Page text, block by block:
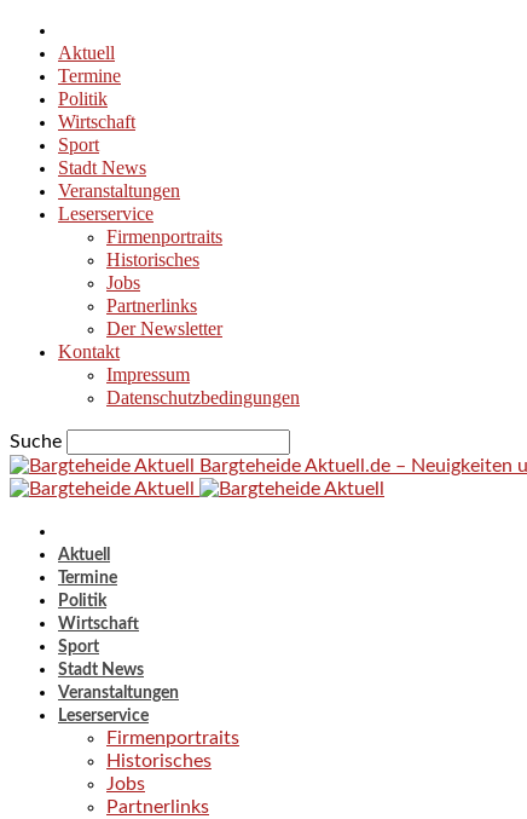
Aktuell
Termine
Politik
Wirtschaft
Sport
Stadt News
Veranstaltungen
Leserservice
Firmenportraits
Historisches
Jobs
Partnerlinks
Der Newsletter
Kontakt
Impressum
Datenschutzbedingungen
Suche
Bargteheide Aktuell.de – Neuigkeiten
Aktuell
Termine
Politik
Wirtschaft
Sport
Stadt News
Veranstaltungen
Leserservice
Firmenportraits
Historisches
Jobs
Partnerlinks